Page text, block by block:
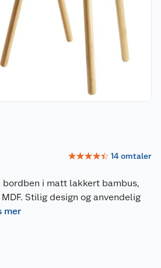
☆☆☆☆☆ 14omtaler
bordben i matt lakkert bambus,
Stilig design og anvendelig
mer